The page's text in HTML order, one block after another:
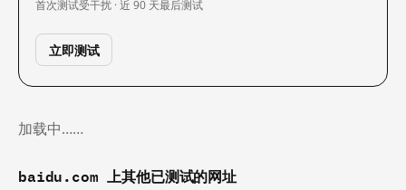
首次测试受干扰 · 近 90 天最后测试
立即测试
加载中……
baidu.com 上其他已测试的网址